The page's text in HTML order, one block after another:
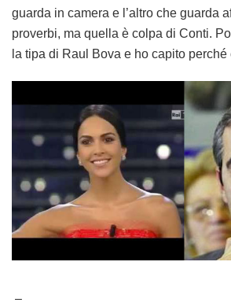
guarda in camera e l’altro che guarda
proverbi, ma quella è colpa di Conti.
la tipa di Raul Bova e ho capito perché
–